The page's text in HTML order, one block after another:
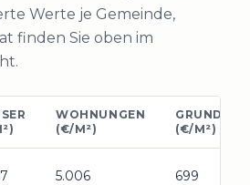
Werte je Gemeinde,
finden Sie oben im
WOHNUNGEN
(€/M²)
(€/M²)
5.006 699